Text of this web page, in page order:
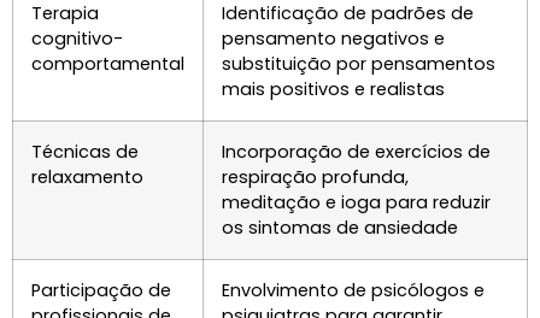
Terapia
cognitivo-
comportamental
Identificação de padrões de
pensamento negativos e
substituição por pensamentos
mais positivos e realistas
Técnicas de
relaxamento
Incorporação de exercícios de
respiração profunda,
meditação e ioga para reduzir
os sintomas de ansiedade
Participação de
Envolvimento de psicólogos e